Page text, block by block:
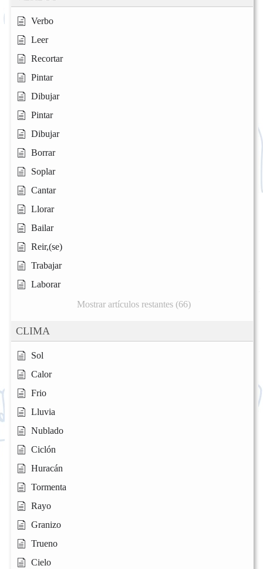
Verbo
Leer
Recortar
Pintar
Dibujar
Pintar
Dibujar
Borrar
Soplar
Cantar
Llorar
Bailar
Reir,(se)
Trabajar
Laborar
Mostrar artículos restantes (66)
CLIMA
Sol
Calor
Frio
Lluvia
Nublado
Ciclón
Huracán
Tormenta
Rayo
Granizo
Trueno
Cielo